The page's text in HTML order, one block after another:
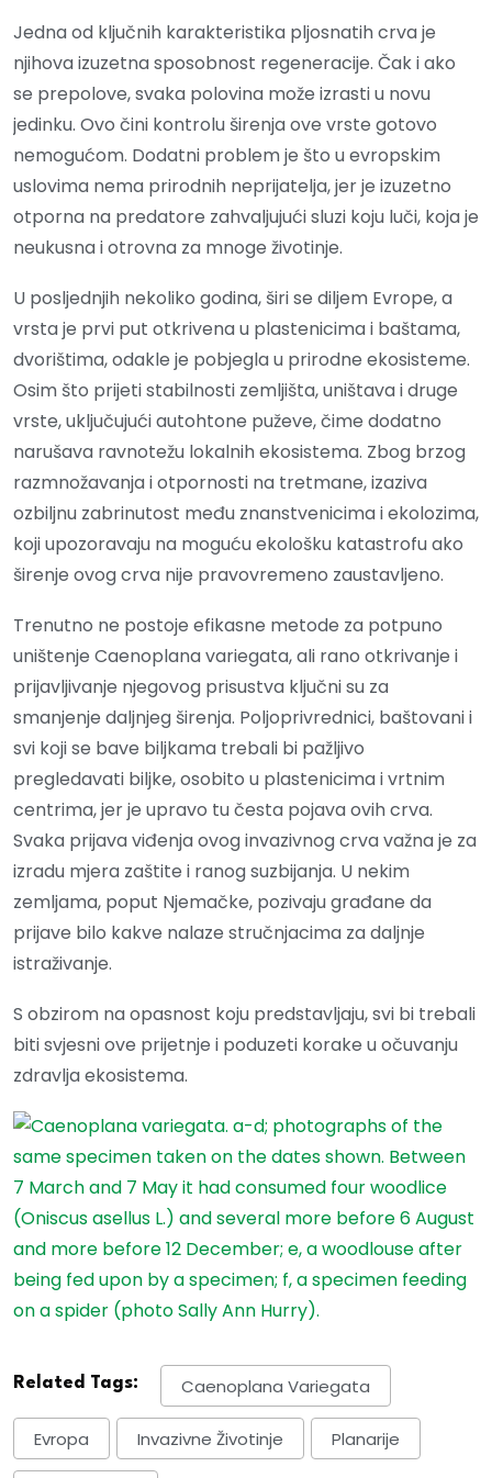
Jedna od ključnih karakteristika pljosnatih crva je
njihova izuzetna sposobnost regeneracije. Čak i ako
se prepolove, svaka polovina može izrasti u novu
jedinku. Ovo čini kontrolu širenja ove vrste gotovo
nemogućom. Dodatni problem je što u evropskim
uslovima nema prirodnih neprijatelja, jer je izuzetno
otporna na predatore zahvaljujući sluzi koju luči, koja je
neukusna i otrovna za mnoge životinje.
U posljednjih nekoliko godina, širi se diljem Evrope, a
vrsta je prvi put otkrivena u plastenicima i baštama,
dvorištima, odakle je pobjegla u prirodne ekosisteme.
Osim što prijeti stabilnosti zemljišta, uništava i druge
vrste, uključujući autohtone puževe, čime dodatno
narušava ravnotežu lokalnih ekosistema. Zbog brzog
razmnožavanja i otpornosti na tretmane, izaziva
ozbiljnu zabrinutost među znanstvenicima i ekolozima,
koji upozoravaju na moguću ekološku katastrofu ako
širenje ovog crva nije pravovremeno zaustavljeno.
Trenutno ne postoje efikasne metode za potpuno
uništenje Caenoplana variegata, ali rano otkrivanje i
prijavljivanje njegovog prisustva ključni su za
smanjenje daljnjeg širenja. Poljoprivrednici, baštovani i
svi koji se bave biljkama trebali bi pažljivo
pregledavati biljke, osobito u plastenicima i vrtnim
centrima, jer je upravo tu česta pojava ovih crva.
Svaka prijava viđenja ovog invazivnog crva važna je za
izradu mjera zaštite i ranog suzbijanja. U nekim
zemljama, poput Njemačke, pozivaju građane da
prijave bilo kakve nalaze stručnjacima za daljnje
istraživanje.
S obzirom na opasnost koju predstavljaju, svi bi trebali
biti svjesni ove prijetnje i poduzeti korake u očuvanju
zdravlja ekosistema.
Related Tags: Caenoplana Variegata
Evropa Invazivne Životinje Planarije